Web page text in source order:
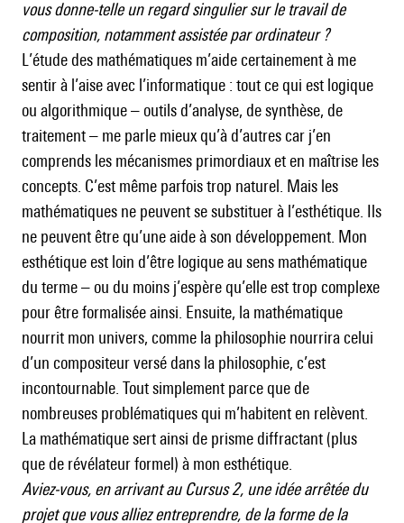
vous donne-telle un regard singulier sur le travail de
composition, notamment assistée par ordinateur ?
L’étude des mathématiques m’aide certainement à me
sentir à l’aise avec l’informatique : tout ce qui est logique
ou algorithmique – outils d’analyse, de synthèse, de
traitement – me parle mieux qu’à d’autres car j’en
comprends les mécanismes primordiaux et en maîtrise les
concepts. C’est même parfois trop naturel. Mais les
mathématiques ne peuvent se substituer à l’esthétique. Ils
ne peuvent être qu’une aide à son développement. Mon
esthétique est loin d’être logique au sens mathématique
du terme – ou du moins j’espère qu’elle est trop complexe
pour être formalisée ainsi. Ensuite, la mathématique
nourrit mon univers, comme la philosophie nourrira celui
d’un compositeur versé dans la philosophie, c’est
incontournable. Tout simplement parce que de
nombreuses problématiques qui m’habitent en relèvent.
La mathématique sert ainsi de prisme diffractant (plus
que de révélateur formel) à mon esthétique.
Aviez-vous, en arrivant au Cursus 2, une idée arrêtée du
projet que vous alliez entreprendre, de la forme de la